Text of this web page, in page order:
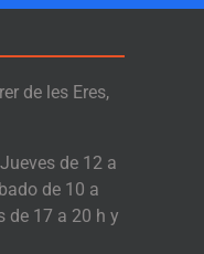
de les Eres,
de 12 a
de 10 a
de 17 a 20 h y